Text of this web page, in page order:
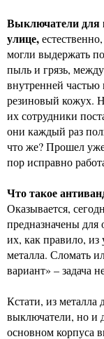
Выключатели для
улице,
могли выдержать
пыль и грязь,
внутренней частью
резиновый кожух.
их сотрудники
они каждый раз
что же? Прошел
пор исправно
Что такое
Оказывается,
предназначены
их, как правило,
металла. Сломать
вариант» – задача
Кстати, из металла
выключатели, но и
основном корпуса